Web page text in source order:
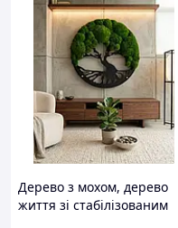
Дерево з мохом, дерево
життя зі стабілізованим